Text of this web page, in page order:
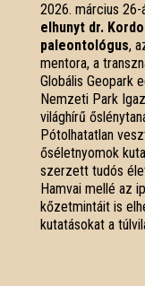
2026. március 26-
elhunyt dr.
paleontológus,
mentora, a
Globális Geopark
Nemzeti Park
világhírű
Pótolhatatlan
őséletnyomok
szerzett tudós
Hamvai mellé az
kőzetmintáit is
kutatásokat a